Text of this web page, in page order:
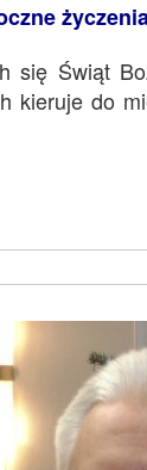
się Świąt
kieruje do